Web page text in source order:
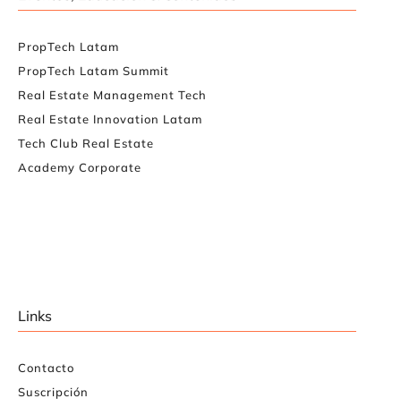
PropTech Latam
PropTech Latam Summit
Real Estate Management Tech
Real Estate Innovation Latam
Tech Club Real Estate
Academy Corporate
Links
Contacto
Suscripción